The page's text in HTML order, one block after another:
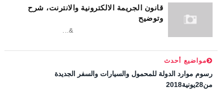
قانون الجريمة الالكترونية والانترنت، شرح
وتوضيح
&...
مواضيع أحدث
رسوم موارد الدولة للمحمول والسيارات والسفر الجديدة
من28يونية2018